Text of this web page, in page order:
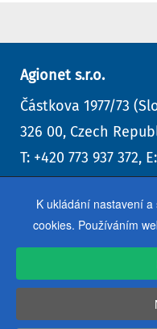
Agionet s.r.o.
Částkova 1977/73
326 00, Czech
T: +420 773 937 372, E:
Kontaktní formulář ,
Agionet s.r.o. ©
K ukládání nastavení
cookies. Používáním